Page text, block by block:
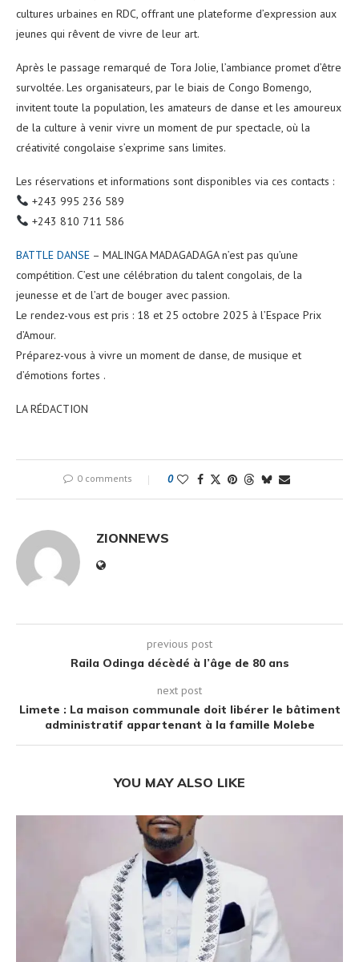
cultures urbaines en RDC, offrant une plateforme d’expression aux
jeunes qui rêvent de vivre de leur art.
Après le passage remarqué de Tora Jolie, l’ambiance promet d’être
survoltée. Les organisateurs, par le biais de Congo Bomengo,
invitent toute la population, les amateurs de danse et les amoureux
de la culture à venir vivre un moment de pur spectacle, où la
créativité congolaise s’exprime sans limites.
Les réservations et informations sont disponibles via ces contacts :
+243 995 236 589
+243 810 711 586
BATTLE DANSE – MALINGA MADAGADAGA n’est pas qu’une
compétition. C’est une célébration du talent congolais, de la
jeunesse et de l’art de bouger avec passion.
Le rendez-vous est pris : 18 et 25 octobre 2025 à l’Espace Prix
d’Amour.
Préparez-vous à vivre un moment de danse, de musique et
d’émotions fortes .
LA RÉDACTION
0 comments 0
ZIONNEWS
previous post
Raila Odinga décèdé à l’âge de 80 ans
next post
Limete : La maison communale doit libérer le bâtiment
administratif appartenant à la famille Molebe
YOU MAY ALSO LIKE